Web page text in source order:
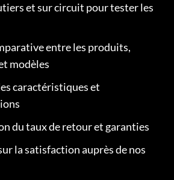
et sur circuit pour tester les
entre les produits,
modèles
caractéristiques et
du taux de retour et garanties
la satisfaction auprès de nos